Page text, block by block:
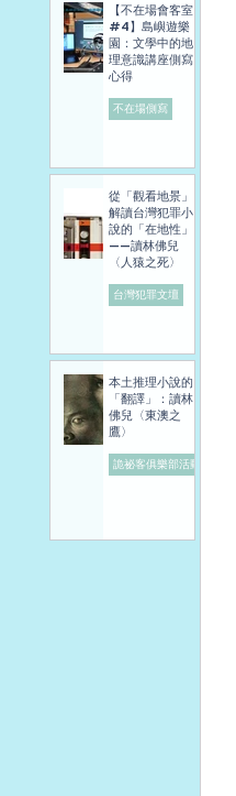
【不在場會客室
#4】島嶼遊樂
園：文學中的地
理意識講座側寫
心得
不在場側寫
從「觀看地景」
解讀台灣犯罪小
說的「在地性」
——讀林佛兒
〈人猿之死〉
台灣犯罪文壇
本土推理小說的
「翻譯」：讀林
佛兒〈東澳之
鷹〉
詭祕客俱樂部活動